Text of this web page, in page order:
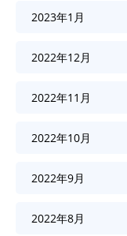
2023年1月
2022年12月
2022年11月
2022年10月
2022年9月
2022年8月